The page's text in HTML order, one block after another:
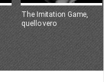
The Imitation Game,
quello vero